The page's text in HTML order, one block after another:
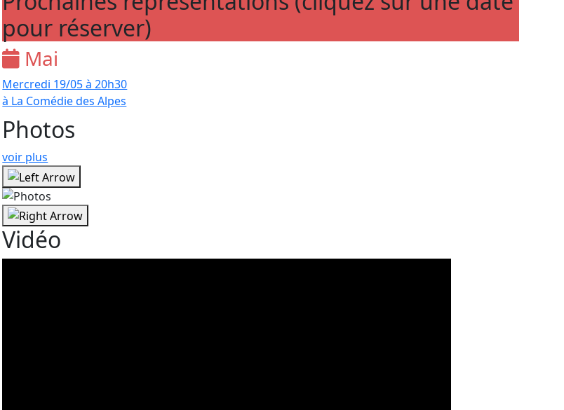
pour réserver)
Mai
Mercredi 19/05à 20h30
à La Comédie des Alpes
Photos
voir plus
Vidéo